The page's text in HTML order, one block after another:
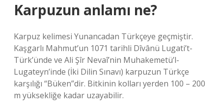
Karpuzun anlamı ne?
Karpuz kelimesi Yunancadan Türkçeye geçmiştir.
Kaşgarlı Mahmut’un 1071 tarihli Dîvânü Lugati’t-
Türk’ünde ve Ali Şîr Nevaî’nin Muhakemetü’l-
Lugateyn’inde (İki Dilin Sınavı) karpuzun Türkçe
karşılığı “Büken”dir. Bitkinin kolları yerden 100 – 200
m yüksekliğe kadar uzayabilir.